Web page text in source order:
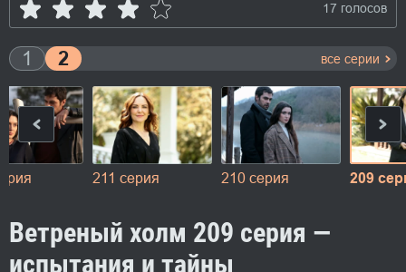
17 голосов
1 2 все серии
211 серия 210 серия 209
Ветреный холм 209 серия —
испытания и тайны